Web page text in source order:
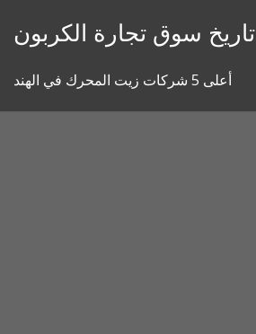
تاريخ سوق تجارة الكربون
أعلى 5 شركات زيت المحرك في الهند